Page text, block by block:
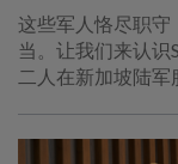
这些军人恪尽职守
当。让我们来认识
二人在新加坡陆军